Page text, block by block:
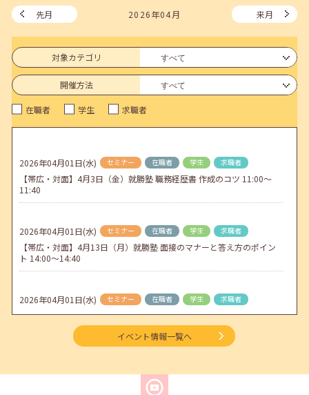
メールカウンセリング、就職決定報告フォーム復旧いたしました。
2026年05月25日(月) jobcafeからのお知らせ
6月のセミナー情報を公開いたしました。
2026年05月01日(金) jobcafeからのお知らせ
連休前後（ゴールデンウィーク）のメールキャリア・アドバイス対応
についてのお知らせ
2026年04月02日(木) jobcafeからのお知らせ
ゴールデンウィーク期間中のご利用について
先月 2026年04月 来月
対象カテゴリ
開催方法
在職者 学生 求職者
2026年04月01日(水) セミナー 在職者 学生 求職者
【帯広・対面】4月3日（金）就勝塾 職務経歴書 作成のコツ 11:00～
11:40
2026年04月01日(水) セミナー 在職者 学生 求職者
【帯広・対面】4月13日（月）就勝塾 面接のマナーと答え方のポイン
ト 14:00～14:40
2026年04月01日(水) セミナー 在職者 学生 求職者
【オンライン】4月16日（木）ビジネスコミュニケーション 報・連・
相 14:00～14:30
【オンライン】4月21日（火）新しいしごと覚えのコツ 14:00～14:30
イベント情報一覧へ